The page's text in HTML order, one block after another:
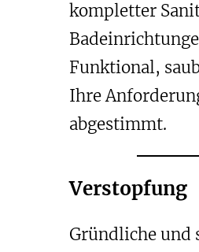
kompletter
Funktional,
Ihre
abgestimmt.
Verstopfung
Gründliche und